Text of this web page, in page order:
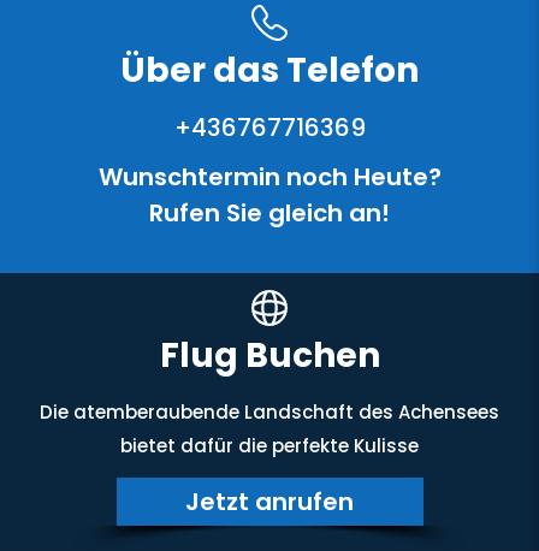
Über das Telefon
+436767716369
Wunschtermin noch Heute?
Rufen Sie gleich an!
Flug Buchen
Die atemberaubende Landschaft des Achensees
bietet dafür die perfekte Kulisse
Jetzt anrufen